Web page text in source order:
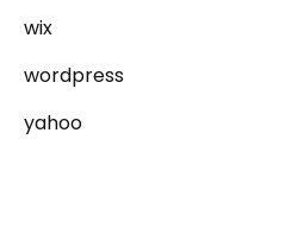
wix
wordpress
yahoo